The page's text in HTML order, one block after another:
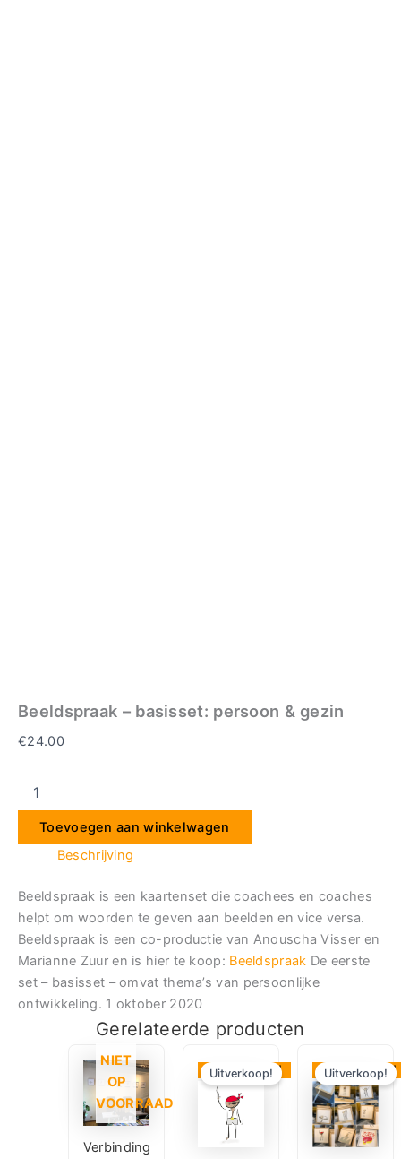
Beeldspraak – basisset: persoon & gezin
€24.00
Toevoegen aan winkelwagen
Beschrijving
Beeldspraak is een kaartenset die coachees en coaches
helpt om woorden te geven aan beelden en vice versa.
Beeldspraak is een co-productie van Anouscha Visser en
Marianne Zuur en is hier te koop: Beeldspraak De eerste
set – basisset – omvat thema’s van persoonlijke
ontwikkeling. 1 oktober 2020
Gerelateerde producten
NIET
OP
VOORRAAD
Verbinding
Aanbieding!
Uitverkoop!
prijs
was:
€146.00.
prijs
is:
Aanbieding!
Uitverkoop!
prijs
was:
€150.00.
prijs
is: